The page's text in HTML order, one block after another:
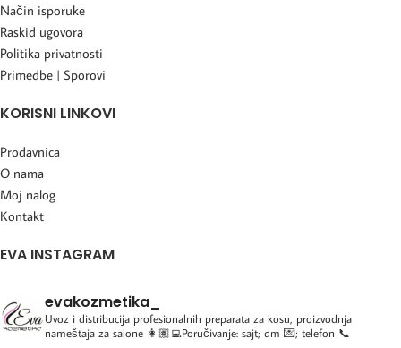
Način isporuke
Raskid ugovora
Politika privatnosti
Primedbe | Sporovi
KORISNI LINKOVI
Prodavnica
O nama
Moj nalog
Kontakt
EVA INSTAGRAM
evakozmetika_
Uvoz i distribucija profesionalnih preparata za kosu, proizvodnja
nameštaja za salone 👩🏽‍💻Poručivanje: sajt; dm 💌; telefon 📞